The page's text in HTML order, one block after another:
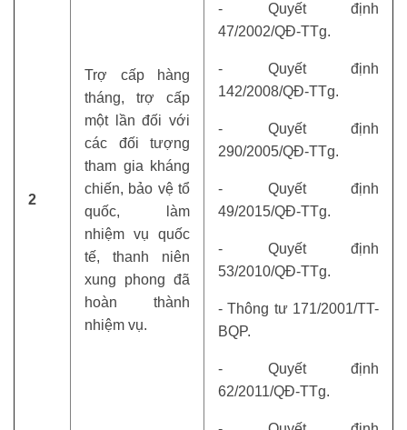
2
Trợ cấp hàng
tháng, trợ cấp
một lần đối với
các đối tượng
tham gia kháng
chiến, bảo vệ tổ
quốc, làm
nhiệm vụ quốc
tế, thanh niên
xung phong đã
hoàn thành
nhiệm vụ.
- Quyết định
47/2002/QĐ-TTg.
- Quyết định
142/2008/QĐ-TTg.
- Quyết định
290/2005/QĐ-TTg.
- Quyết định
49/2015/QĐ-TTg.
- Quyết định
53/2010/QĐ-TTg.
- Thông tư 171/2001/TT-
BQP.
- Quyết định
62/2011/QĐ-TTg.